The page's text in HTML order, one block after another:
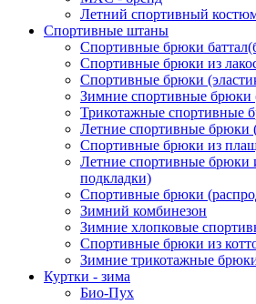
Летний спортивный
Спортивные штаны
Спортивные брюки
Спортивные брюки из
Спортивные брюки
Зимние спортивные брюки
Трикотажные спортивные
Летние спортивные брюки
Спортивные брюки из
Летние спортивные брюки
подкладки)
Спортивные брюки
Зимний комбинезон
Зимние хлопковые
Спортивные брюки из
Зимние трикотажные
Куртки - зима
Био-Пух